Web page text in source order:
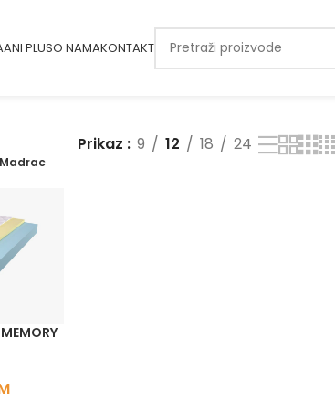
PLUSO NAMAKONTAKT
Prikaz 9 12 18 24